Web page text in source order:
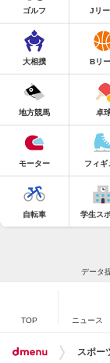
ゴルフ Jリ
大相撲 Bリ
地方競馬 卓
モーター フィギ
自転車 学生ス
データ
TOP ニュース
スポー